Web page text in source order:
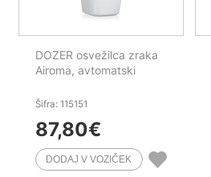
DOZER osvežilca zraka
Airoma, avtomatski
Šifra: 115151
87,80€